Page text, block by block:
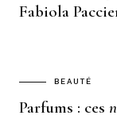
Fabiola
BEAUTÉ
Parfums : ces